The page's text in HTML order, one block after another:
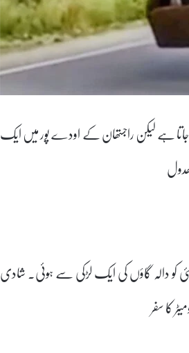
جاتا ہے لیکن راجستھان کے اودے پور میں ایک
ہے، جہاں روپ لال پیشے کے لحاظ سے بُلڈوزر ڈرائیور ہیں۔ ان کی شادی 6 مئی کو دالہ گاؤں کی ایک لڑکی سے ہوئی۔ شادی